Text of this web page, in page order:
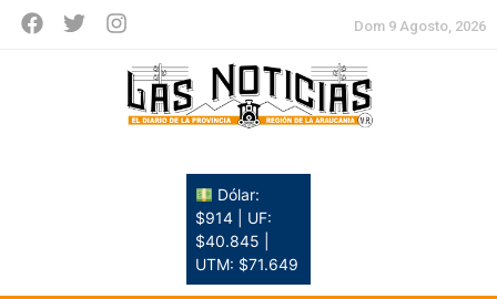
Dom 9 Agosto, 2026
Dólar:
$914 | UF:
$40.845 |
UTM: $71.649